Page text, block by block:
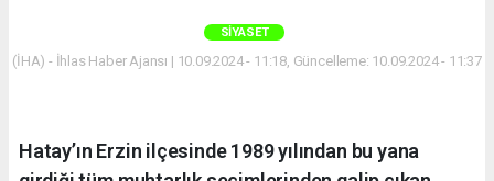
SIYASET
(İHA) - İhlas Haber Ajansı | 10.09.2024 - 11:18, Güncelleme: 10.09.2024 - 11:37
Hatay’ın Erzin ilçesinde 1989 yılından bu yana